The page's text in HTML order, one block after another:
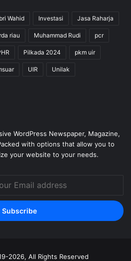
Wahid Investasi Jasa Raharja
riau Muhammad Rudi pcr
Pilkada 2024 pkm uir
UIR Unilak
WordPress Newspaper, Magazine,
with options that allow you to
your website to your needs.
2026, All Rights Reserved